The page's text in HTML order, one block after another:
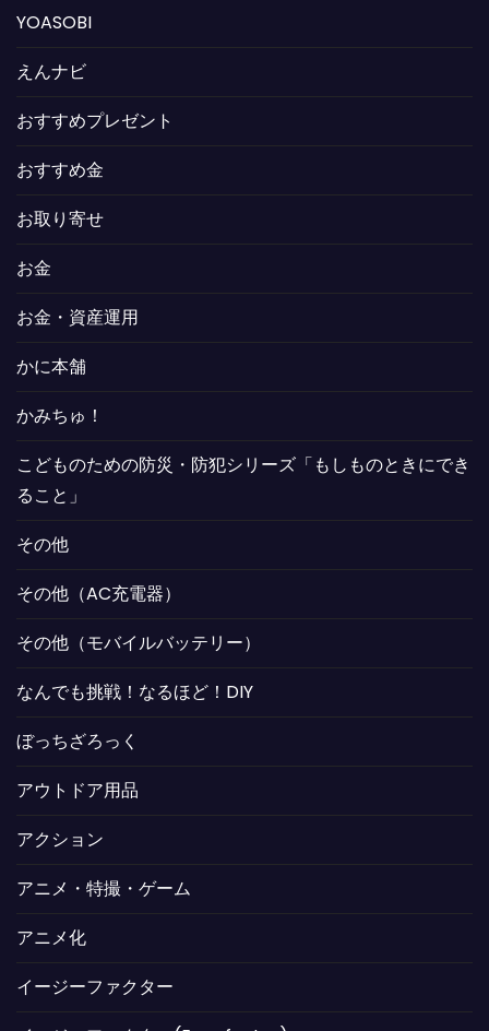
YOASOBI
えんナビ
おすすめプレゼント
おすすめ金
お取り寄せ
お金
お金・資産運用
かに本舗
かみちゅ！
こどものための防災・防犯シリーズ「もしものときにでき
ること」
その他
その他（AC充電器）
その他（モバイルバッテリー）
なんでも挑戦！なるほど！DIY
ぼっちざろっく
アウトドア用品
アクション
アニメ・特撮・ゲーム
アニメ化
イージーファクター